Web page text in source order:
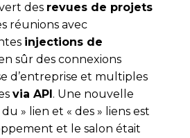
des revues de projets
réunions avec
injections de
sûr des connexions
d’entreprise et multiples
via API. Une nouvelle
» lien et « des » liens est
et le salon était